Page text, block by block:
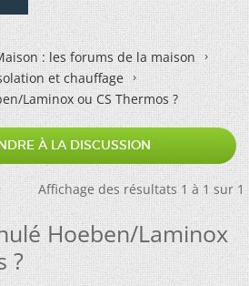
: les forums de la maison
et chauffage
Laminox ou CS Thermos ?
À LA DISCUSSION
Affichage des résultats 1 à 1 sur 1
Hoeben/Laminox
?